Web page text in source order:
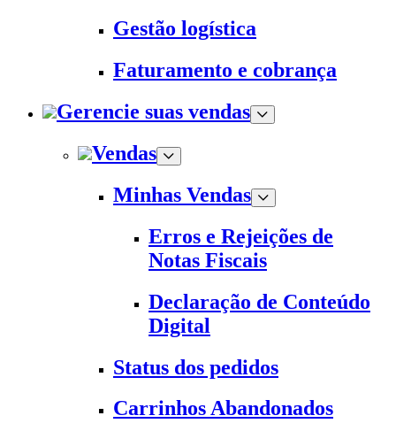
Gestão logística
Faturamento e cobrança
Gerencie suas vendas
Vendas
Minhas Vendas
Erros e Rejeições de
Notas Fiscais
Declaração de Conteúdo
Digital
Status dos pedidos
Carrinhos Abandonados